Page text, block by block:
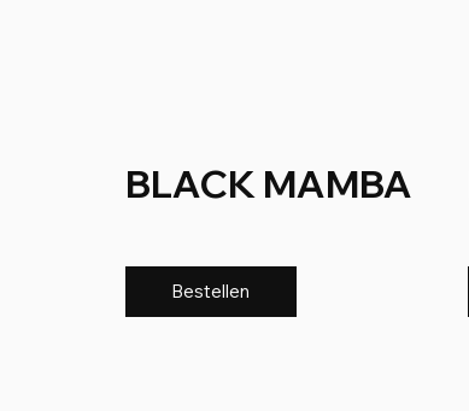
BLACK MAMBA
Bestellen